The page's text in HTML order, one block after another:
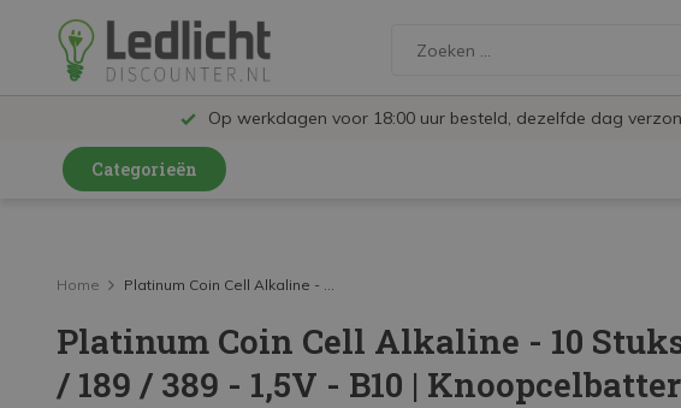
Op werkdagen voor 18:00 uur besteld, dezelfde dag
Categorieën
LED Railspots
LED Panelen
LED TL
Home Platinum Coin Cell Alkaline - ...
Platinum Coin Cell Alkaline - 10 Stuks
/ 189 / 389 - 1,5V - B10 |